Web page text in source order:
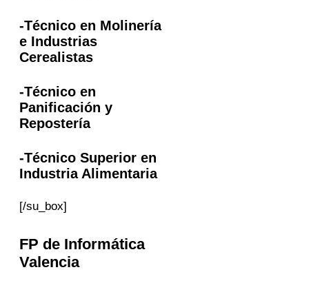
-Técnico en Molinería
e Industrias
Cerealistas
-Técnico en
Panificación y
Repostería
-Técnico Superior en
Industria Alimentaria
[/su_box]
FP de Informática
Valencia